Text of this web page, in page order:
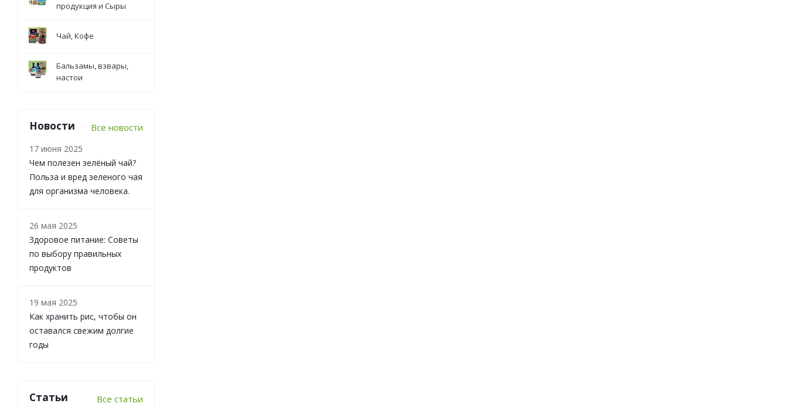
продукция и Сыры
Чай, Кофе
Бальзамы, взвары,
настои
Новости Все новости
17 июня 2025
Чем полезен зелёный чай?
Польза и вред зеленого чая
для организма человека.
26 мая 2025
Здоровое питание: Советы
по выбору правильных
продуктов
19 мая 2025
Как хранить рис, чтобы он
оставался свежим долгие
годы
Статьи Все статьи